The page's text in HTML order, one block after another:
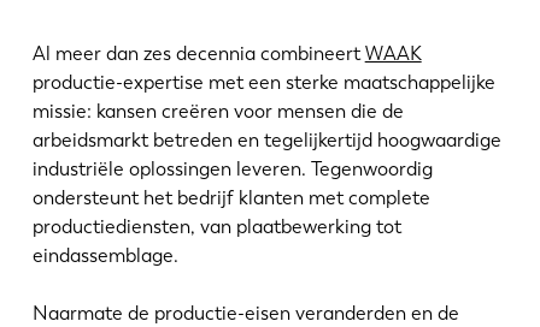
Al meer dan zes decennia combineertWAAK
productie-expertise met een sterke maatschappelijke
missie: kansen creëren voor mensen die de
arbeidsmarkt betreden en tegelijkertijd hoogwaardige
industriële oplossingen leveren. Tegenwoordig
ondersteunt het bedrijf klanten met complete
productiediensten, van plaatbewerking tot
eindassemblage.
Naarmate de productie-eisen veranderden en de
Ontdek LVD
Klantenverhalen
Events
Kenniscentrum
Sectoren en oplossingen
Jobs
Contacteer ons